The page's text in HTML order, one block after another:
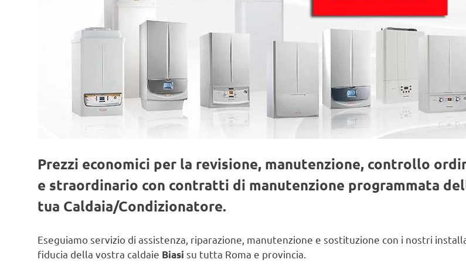
Prezzi economici per la revisione, manutenzione, controllo
e straordinario con contratti di manutenzione programmata
tua Caldaia/Condizionatore.
Eseguiamo servizio di assistenza, riparazione, manutenzione e sostituzione con i nostri
fiducia della vostra caldaie Biasi su tutta Roma e provincia.